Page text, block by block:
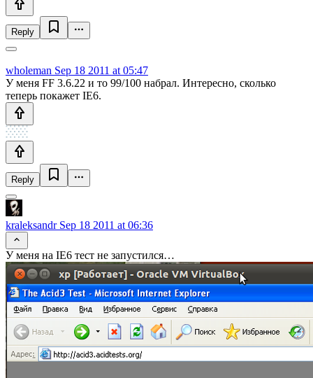
Reply
wholeman Sep 18 2011 at 05:47
У меня FF 3.6.22 и то 99/100 набрал. Интересно, сколько
теперь покажет IE6.
Reply
kraleksandrSep 18 2011 at 06:36
У меня на IE6 тест не запустился…